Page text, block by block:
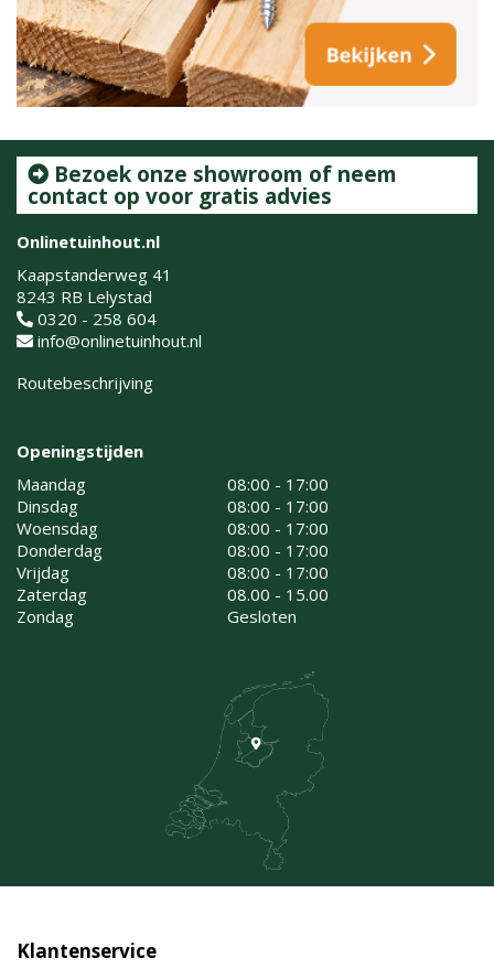
Bezoek onze showroom of neem
contact op voor gratis advies
Onlinetuinhout.nl
Kaapstanderweg 41
8243 RB Lelystad
0320 - 258 604
info@onlinetuinhout.nl
Routebeschrijving
Openingstijden
Maandag
08:00 - 17:00
Dinsdag
08:00 - 17:00
Woensdag
08:00 - 17:00
Donderdag
08:00 - 17:00
Vrijdag
08:00 - 17:00
Zaterdag
08.00 - 15.00
Zondag
Gesloten
Klantenservice